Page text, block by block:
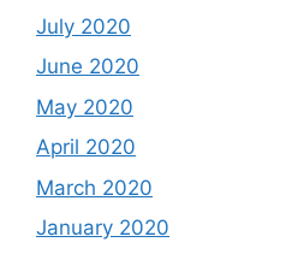
July 2020
June 2020
May 2020
April 2020
March 2020
January 2020